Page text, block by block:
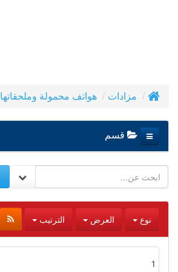
مزادات هواتف محمولة وملحقاتها
قسم
نوع العرض الترتيب
1